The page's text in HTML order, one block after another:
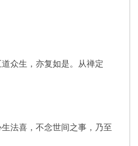
众生，亦复如是。从禅定
法喜，不念世间之事，乃至